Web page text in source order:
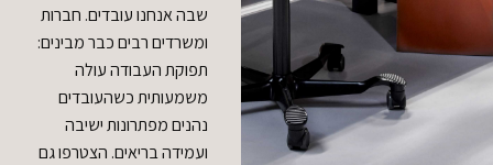
שבה אנחנו עובדים. חברות
ומשרדים רבים כבר מבינים:
תפוקת העבודה עולה
משמעותית כשהעובדים
נהנים מפתרונות ישיבה
ועמידה בריאים. הצטרפו גם